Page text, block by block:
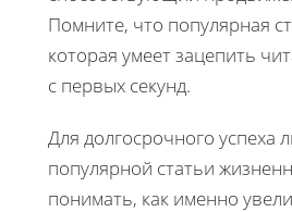
Помните, что популярная
которая умеет зацепить
с первых секунд.
Для долгосрочного успеха
популярной статьи
понимать, как именно